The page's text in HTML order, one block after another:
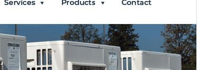
Версія
Active installations
80+
WordPress version
5.0
PHP version
7.2
Theme homepage